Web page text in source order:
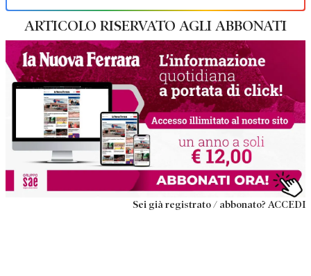
ARTICOLO RISERVATO AGLI ABBONATI
Sei già registrato / abbonato? ACCEDI